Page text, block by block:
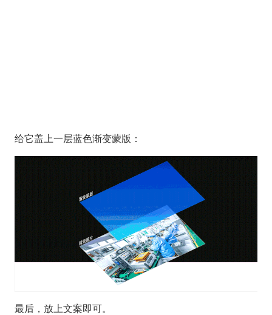
给它盖上一层蓝色渐变蒙版：
最后，放上文案即可。